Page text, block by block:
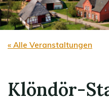
« Alle Veranstaltungen
Klöndör-